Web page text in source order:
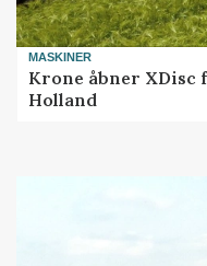
MASKINER
Krone åbner XDisc
Holland